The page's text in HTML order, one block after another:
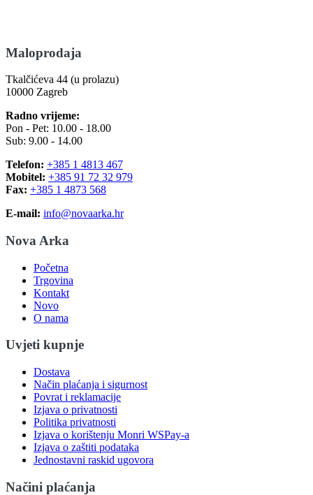
Maloprodaja
Tkalčićeva 44 (u prolazu)
10000 Zagreb
Radno vrijeme:
Pon - Pet: 10.00 - 18.00
Sub: 9.00 - 14.00
Telefon: +385 1 4813 467
Mobitel: +385 91 72 32 979
Fax: +385 1 4873 568
E-mail: info@novaarka.hr
Nova Arka
Početna
Trgovina
Kontakt
Novo
O nama
Uvjeti kupnje
Dostava
Način plaćanja i sigurnost
Povrat i reklamacije
Izjava o privatnosti
Politika privatnosti
Izjava o korištenju Monri WSPay-a
Izjava o zaštiti podataka
Jednostavni raskid ugovora
Načini plaćanja